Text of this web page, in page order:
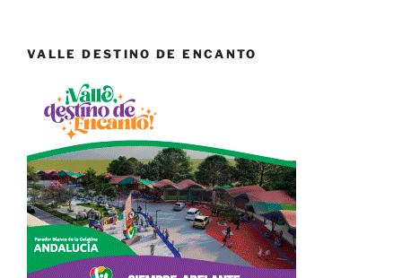
VALLE DESTINO DE ENCANTO